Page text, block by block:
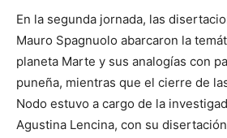
En la segunda jornada, las
Mauro Spagnuolo abarcaron la
planeta Marte y sus analogías con
puneña, mientras que el cierre de
Nodo estuvo a cargo de la
Agustina Lencina, con su